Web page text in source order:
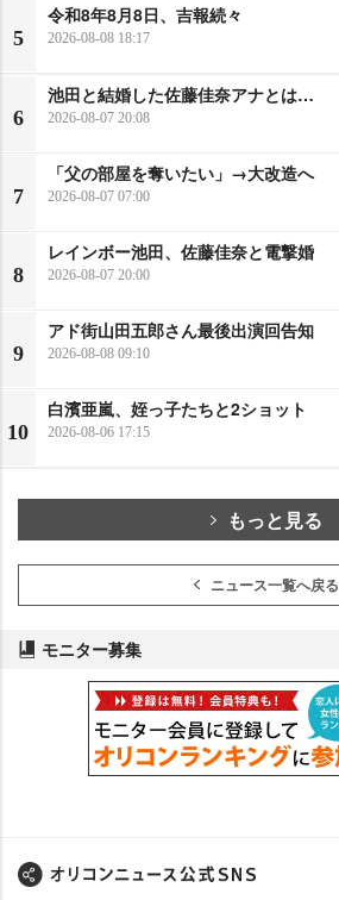
5
令和8年8月8日、吉報続々
2026-08-08 18:17
6
池田と結婚した佐藤佳奈アナとは…
2026-08-07 20:08
7
「父の部屋を奪いたい」→大改造へ
2026-08-07 07:00
8
レインボー池田、佐藤佳奈と電撃婚
2026-08-07 20:00
9
アド街山田五郎さん最後出演回告知
2026-08-08 09:10
10
白濱亜嵐、姪っ子たちと2ショット
2026-08-06 17:15
もっと見る
ニュース一覧へ戻る
モニター募集